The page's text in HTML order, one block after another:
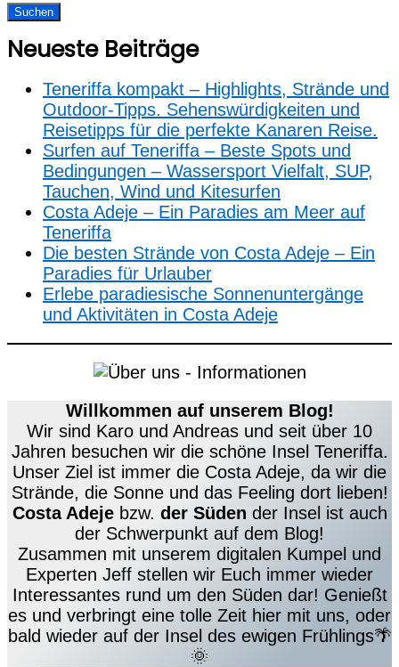
Neueste Beiträge
Teneriffa kompakt – Highlights, Strände und
Outdoor‑Tipps. Sehenswürdigkeiten und
Reisetipps für die perfekte Kanaren Reise.
Surfen auf Teneriffa – Beste Spots und
Bedingungen – Wassersport Vielfalt, SUP,
Tauchen, Wind und Kitesurfen
Costa Adeje – Ein Paradies am Meer auf
Teneriffa
Die besten Strände von Costa Adeje – Ein
Paradies für Urlauber
Erlebe paradiesische Sonnenuntergänge
und Aktivitäten in Costa Adeje
Willkommen auf unserem Blog!
Wir sind Karo und Andreas und seit über 10
Jahren besuchen wir die schöne Insel Teneriffa.
Unser Ziel ist immer die Costa Adeje, da wir die
Strände, die Sonne und das Feeling dort lieben!
Costa Adejebzw. der Süden der Insel ist auch
der Schwerpunkt auf dem Blog!
Zusammen mit unserem digitalen Kumpel und
Experten Jeff stellen wir Euch immer wieder
Interessantes rund um den Süden dar! Genießt
es und verbringt eine tolle Zeit hier mit uns, oder
bald wieder auf der Insel des ewigen Frühlings🌴
🌞